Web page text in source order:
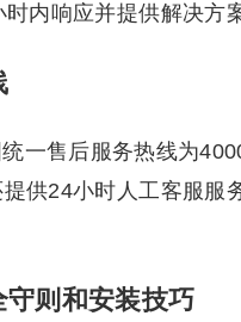
内响应并提供解决方案
一售后服务热线为
供24小时人工客服
则和安装技巧